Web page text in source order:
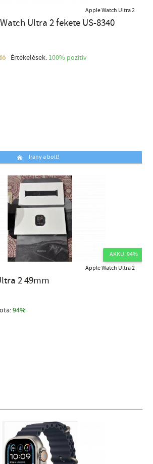
Apple Watch Ultra 2
Ultra 2 fekete US-8340
Értékelések: 100% pozítiv
Irány a bolt!
AKKU: 94%
Apple Watch Ultra 2
2 49mm
94%